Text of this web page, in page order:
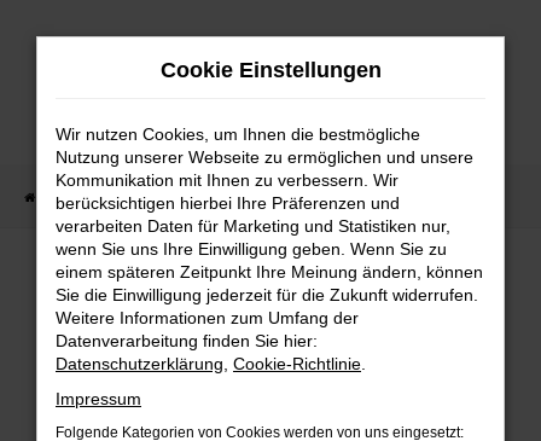
Zum
Startseite Fahrzeug Showroom Fahrzeugbestand
FAHRZEUGBESTAND
Bei Neuwagen Autoland finden Sie eine große
Auswahl an Marken und Modellen.
Cookie Einstellungen
Wir nutzen Cookies, um Ihnen die bestmögliche
Nutzung unserer Webseite zu ermöglichen und unsere
Kommunikation mit Ihnen zu verbessern. Wir
berücksichtigen hierbei Ihre Präferenzen und
verarbeiten Daten für Marketing und Statistiken nur,
wenn Sie uns Ihre Einwilligung geben. Wenn Sie zu
einem späteren Zeitpunkt Ihre Meinung ändern, können
Sie die Einwilligung jederzeit für die Zukunft widerrufen.
Weitere Informationen zum Umfang der
Datenverarbeitung finden Sie hier:
Datenschutzerklärung Cookie-Richtlinie
Impressum
Folgende Kategorien von Cookies werden von uns eingesetzt: